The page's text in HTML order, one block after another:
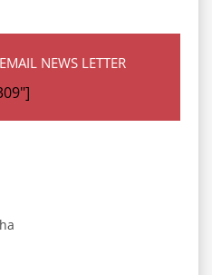
NEWS LETTER